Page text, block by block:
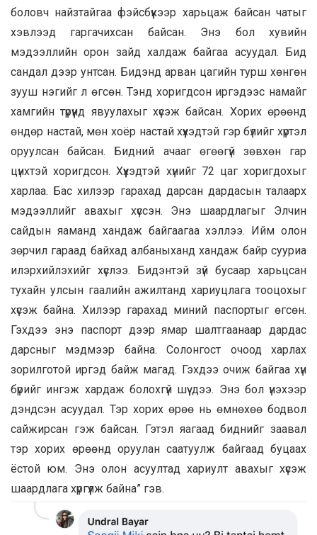
боловч найзтайгаа фэйсбүүкээр харьцаж байсан чатыг
хэвлээд гаргачихсан байсан. Энэ бол хувийн
мэдээллийн орон зайд халдаж байгаа асуудал. Бид
сандал дээр унтсан. Бидэнд арван цагийн турш хөнгөн
зууш нэгийг л өгсөн. Тэнд хоригдсон иргэдээс намайг
хамгийн түрүүнд явуулахыг хүсэж байсан. Хорих өрөөнд
өндөр настай, мөн хоёр настай хүүхэдтэй гэр бүлийг хүртэл
оруулсан байсан. Бидний ачааг өгөөгүй зөвхөн гар
цүнхтэй хоригдсон. Хүүхэдтэй хүнийг 72 цаг хоригдохыг
харлаа. Бас хилээр гарахад дарсан дардасын талаарх
мэдээллийг авахыг хүссэн. Энэ шаардлагыг Элчин
сайдын яаманд хандаж байгаагаа хэллээ. Ийм олон
зөрчил гараад байхад албаныханд хандаж байр сууриа
илэрхийлэхийг хүслээ. Бидэнтэй зүй бусаар харьцсан
тухайн улсын гаалийн ажилтанд хариуцлага тооцохыг
хүсэж байна. Хилээр гарахад миний паспортыг өгсөн.
Гэхдээ энэ паспорт дээр ямар шалтгаанаар дардас
дарсныг мэдмээр байна. Солонгост очоод харлах
зорилготой иргэд байж магад. Гэхдээ очиж байгаа хүн
бүрийг ингэж хардаж болохгүй шүү дээ. Энэ бол үнэхээр
дэндсэн асуудал. Тэр хорих өрөө нь өмнөхөө бодвол
сайжирсан гэж байсан. Гэтэл яагаад биднийг заавал
тэр хорих өрөөнд оруулан саатуулж байгаад буцаах
ёстой юм. Энэ олон асуултад хариулт авахыг хүсэж
шаардлага хүргүүлж байна” гэв.